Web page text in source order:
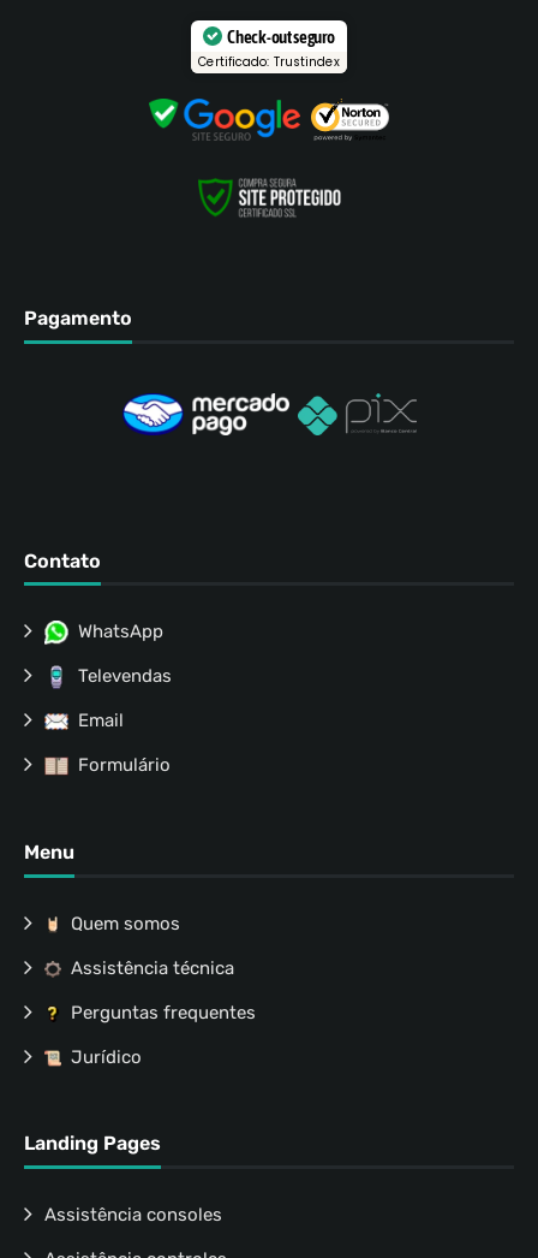
Check-out seguro
Certificado: Trustindex
Pagamento
Contato
WhatsApp
Televendas
Email
Formulário
Menu
Quem somos
Assistência técnica
Perguntas frequentes
Jurídico
Landing Pages
Assistência consoles